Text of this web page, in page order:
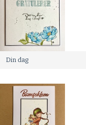
Din dag